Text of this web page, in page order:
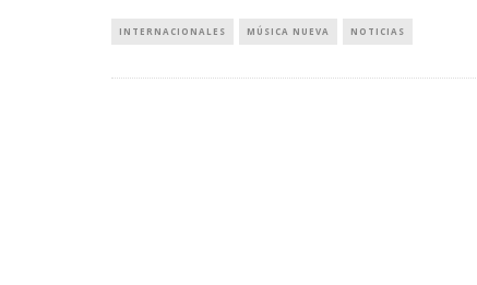
INTERNACIONALES MÚSICA NUEVA NOTICIAS